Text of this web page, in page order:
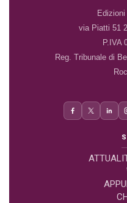
via Piatti 51
P.IVA
Reg. Tribunale di